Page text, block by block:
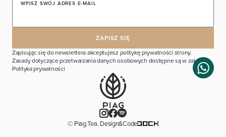
WPISZ SWÓJ ADRES E-MAIL
Zapisując się do newslettera akceptujesz politykę prywatności strony.
Zasady dotyczące przetwarzania danych osobowych dostępne są w zakładce
Polityka prywatności
© Piag Tea. Design&Code